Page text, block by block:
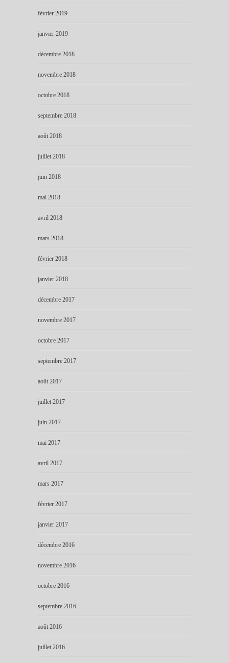
février 2019
janvier 2019
décembre 2018
novembre 2018
octobre 2018
septembre 2018
août 2018
juillet 2018
juin 2018
mai 2018
avril 2018
mars 2018
février 2018
janvier 2018
décembre 2017
novembre 2017
octobre 2017
septembre 2017
août 2017
juillet 2017
juin 2017
mai 2017
avril 2017
mars 2017
février 2017
janvier 2017
décembre 2016
novembre 2016
octobre 2016
septembre 2016
août 2016
juillet 2016